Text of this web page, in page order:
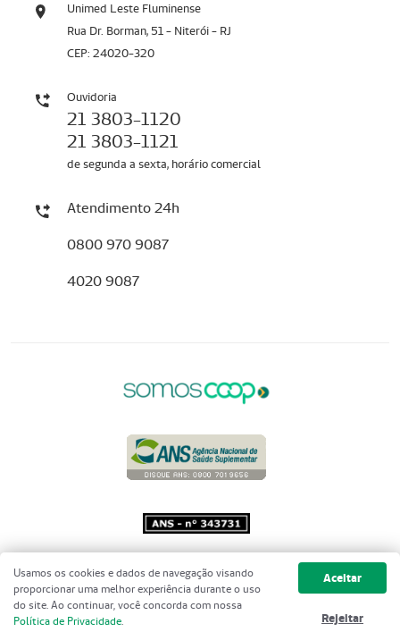
Unimed Leste Fluminense
Rua Dr. Borman, 51 - Niterói - RJ
CEP: 24020-320
Ouvidoria
21 3803-1120
21 3803-1121
de segunda a sexta, horário comercial
Atendimento 24h
0800 970 9087
4020 9087
Copyright 2001 - 2026 Unimed do
Brasil - Todos os direitos reservados
Usamos os cookies e dados de navegação visando
proporcionar uma melhor experiência durante o uso
do site. Ao continuar, você concorda com nossa
Política de Privacidade.
Aceitar
Rejeitar